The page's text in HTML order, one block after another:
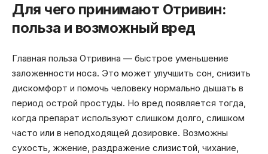
Для чего принимают Отривин:
польза и возможный вред
Главная польза Отривина — быстрое уменьшение
заложенности носа. Это может улучшить сон, снизить
дискомфорт и помочь человеку нормально дышать в
период острой простуды. Но вред появляется тогда,
когда препарат используют слишком долго, слишком
часто или в неподходящей дозировке. Возможны
сухость, жжение, раздражение слизистой, чихание,